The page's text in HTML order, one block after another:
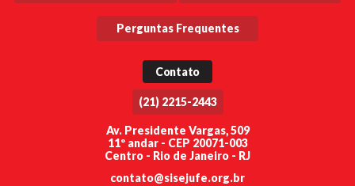
Perguntas Frequentes
Contato
(21) 2215-2443
Av. Presidente Vargas, 509
11º andar - CEP 20071-003
Centro - Rio de Janeiro - RJ
contato@sisejufe.org.br